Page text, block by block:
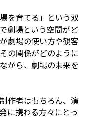
を育てる」という双
劇場という空間がど
劇場の使い方や観客
の関係がどのように
がら、劇場の未来を
作者はもちろん、演
に携わる方々にとっ